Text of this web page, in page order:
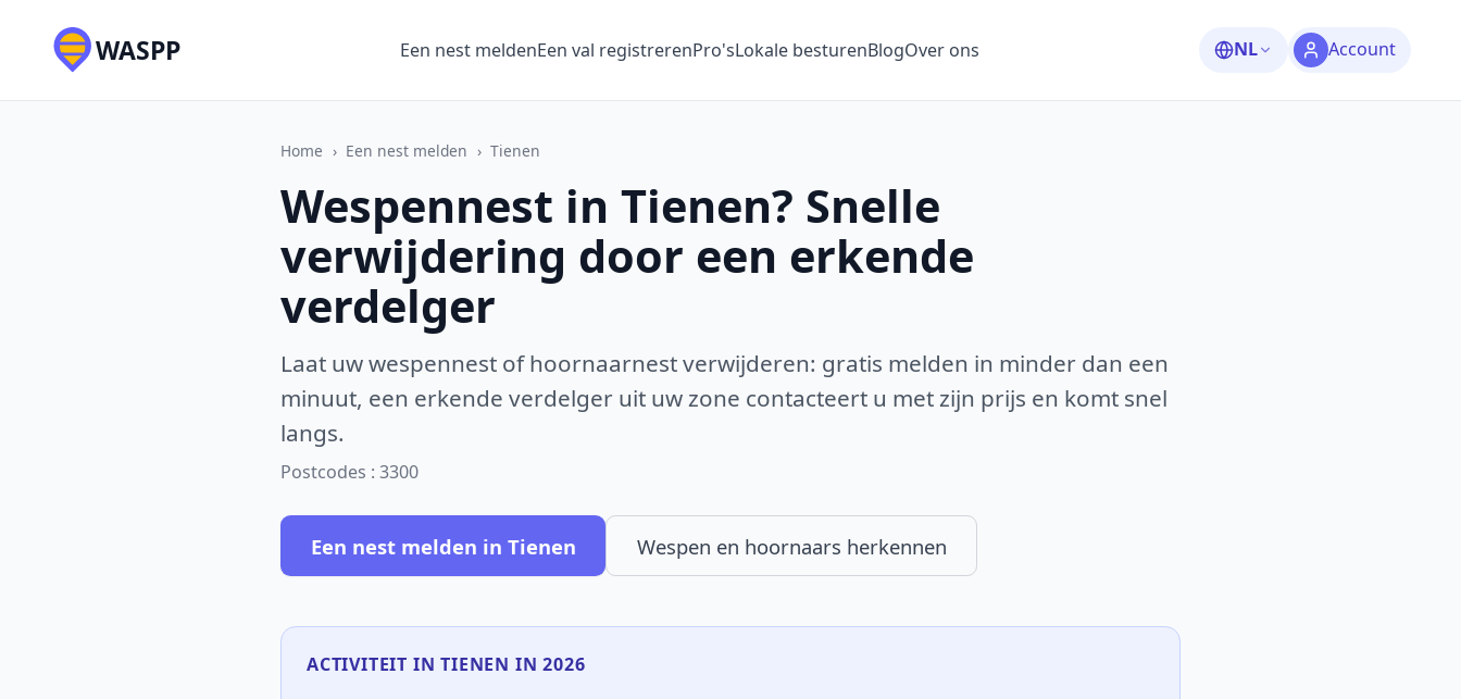
WASPP Een nest meldenEen val registrerenPro'sLokale besturenBlogOver ons NL Account
Home › Een nest melden › Tienen
Wespennest in Tienen? Snelle
verwijdering door een erkende
verdelger
Laat uw wespennest of hoornaarnest verwijderen: gratis melden in minder dan een
minuut, een erkende verdelger uit uw zone contacteert u met zijn prijs en komt snel
langs.
Postcodes : 3300
Een nest melden in Tienen Wespen en hoornaars herkennen
ACTIVITEIT IN TIENEN IN 2026